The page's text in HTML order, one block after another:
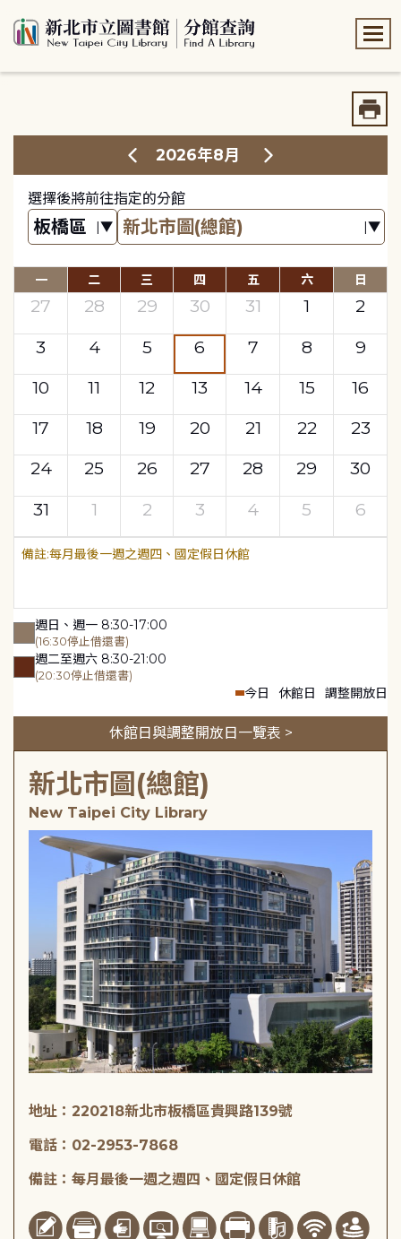
2026年8月
選擇後將前往指定的分館
一 二 三 四 五 六 日
27 28 29 30 31 1
2
3
4 5 6 7 8
9
10
11 12 13 14 15
16
17
18 19 20 21 22
23
24
25 26 27 28 29
30
31
1 2 3 4 5 6
每月最後一週之週四、國定假日休館
週日、週一 8:30-17:00
(16:30停止借還書)
週二至週六 8:30-21:00
(20:30停止借還書)
今日 休館日 調整開放日
休館日與調整開放日一覽表 >
新北市圖(總館)
New Taipei City Library
地址：220218新北市板橋區貴興路139號
電話：02-2953-7868
備註：每月最後一週之週四、國定假日休館